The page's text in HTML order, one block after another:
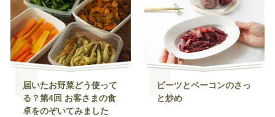
届いたお野菜どう使って
る？第4回 お客さまの食
卓をのぞいてみました
ビーツとベーコンのさっ
と炒め